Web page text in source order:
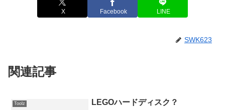
X Facebook LINE
SWK623
関連記事
Toolz LEGOハードディスク？